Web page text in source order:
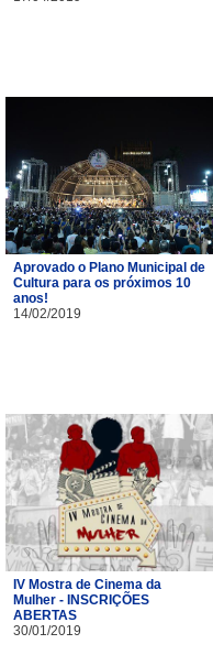
Aprovado o Plano Municipal de
Cultura para os próximos 10
anos!
14/02/2019
IV Mostra de Cinema da
Mulher - INSCRIÇÕES
ABERTAS
30/01/2019